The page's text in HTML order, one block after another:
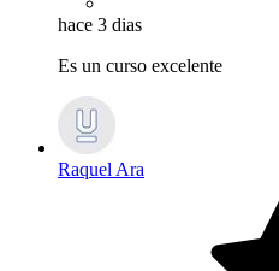
hace 3 dias
Es un curso excelente
Raquel Ara